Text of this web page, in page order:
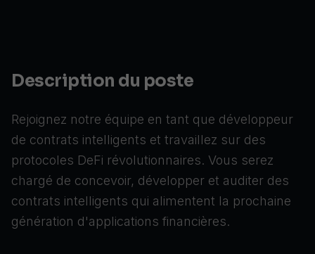
Description du poste
Rejoignez notre équipe en tant que développeur
de contrats intelligents et travaillez sur des
protocoles DeFi révolutionnaires. Vous serez
chargé de concevoir, développer et auditer des
contrats intelligents qui alimentent la prochaine
génération d'applications financières.